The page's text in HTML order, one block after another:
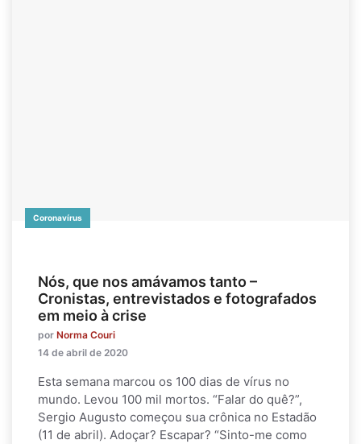
Coronavírus
Nós, que nos amávamos tanto –
Cronistas, entrevistados e fotografados
em meio à crise
por Norma Couri
14 de abril de 2020
Esta semana marcou os 100 dias de vírus no
mundo. Levou 100 mil mortos. “Falar do quê?”,
Sergio Augusto começou sua crônica no Estadão
(11 de abril). Adoçar? Escapar? “Sinto-me como